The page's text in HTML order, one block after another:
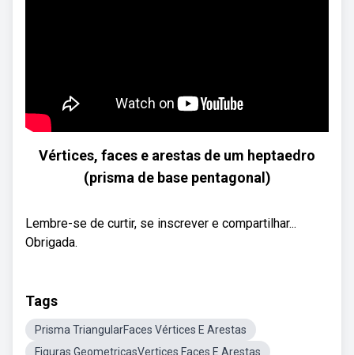
Vértices, faces e arestas de um heptaedro
(prisma de base pentagonal)
Lembre-se de curtir, se inscrever e compartilhar...
Obrigada.
Tags
Prisma TriangularFaces Vértices E Arestas
Figuras GeometricasVertices Faces E Arestas